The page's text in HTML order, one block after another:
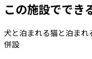
この施設ででき
犬と泊まれる猫と泊まれ
併設